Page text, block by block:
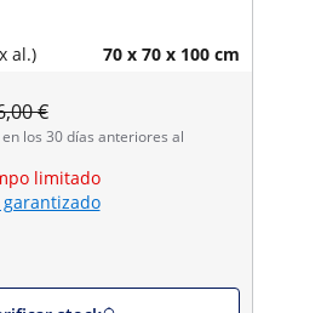
al.) 70 x 70 x 100 cm
€
los 30 días anteriores al
limitado